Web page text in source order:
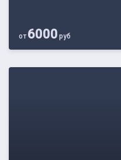
от6000 руб